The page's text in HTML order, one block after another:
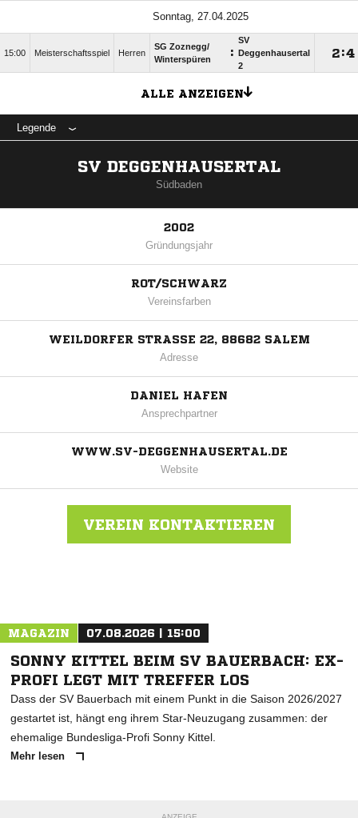
Sonntag, 27.04.2025
15:00 Meisterschaftsspiel Herren
SG Zoznegg/​
Winterspüren
:
SV
Deggenhausertal
2
:
ALLE ANZEIGEN
Legende
SV DEGGENHAUSERTAL
Südbaden
2002
Gründungsjahr
ROT/SCHWARZ
Vereinsfarben
WEILDORFER STRASSE 22, 88682 SALEM
Adresse
DANIEL HAFEN
Ansprechpartner
WWW.SV-DEGGENHAUSERTAL.DE
Website
VEREIN KONTAKTIEREN
MAGAZIN 07.08.2026 | 15:00
SONNY KITTEL BEIM SV BAUERBACH: EX-
PROFI LEGT MIT TREFFER LOS
Dass der SV Bauerbach mit einem Punkt in die Saison 2026/2027
gestartet ist, hängt eng ihrem Star-Neuzugang zusammen: der
ehemalige Bundesliga-Profi Sonny Kittel.
Mehr lesen